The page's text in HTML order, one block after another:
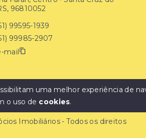
96810052
99595-1939
99985-2907
mail
Imobiliários - Todos os direitos
uma melhor experiência de
o uso de cookies.